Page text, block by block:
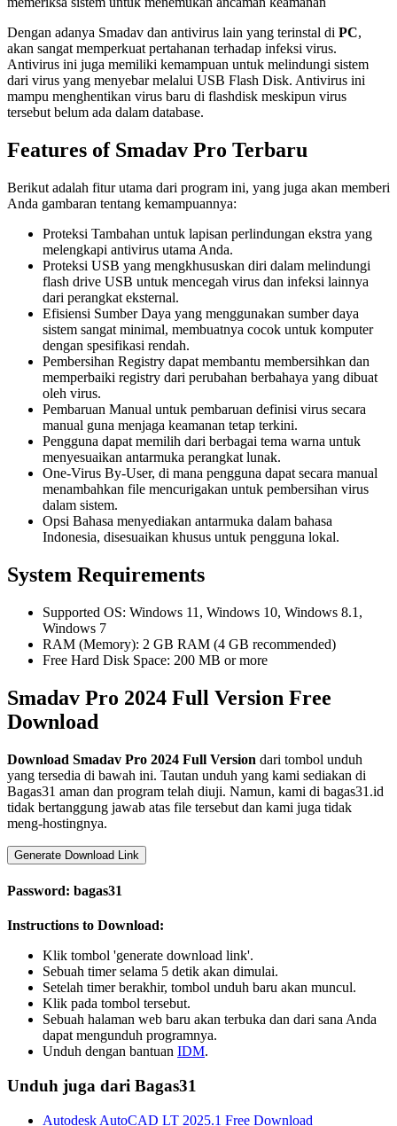
Dengan adanya Smadav dan antivirus lain yang terinstal di PC,
akan sangat memperkuat pertahanan terhadap infeksi virus.
Antivirus ini juga memiliki kemampuan untuk melindungi sistem
dari virus yang menyebar melalui USB Flash Disk. Antivirus ini
mampu menghentikan virus baru di flashdisk meskipun virus
tersebut belum ada dalam database.
Features of Smadav Pro Terbaru
Berikut adalah fitur utama dari program ini, yang juga akan memberi
Anda gambaran tentang kemampuannya:
Proteksi Tambahan untuk lapisan perlindungan ekstra yang
melengkapi antivirus utama Anda.
Proteksi USB yang mengkhususkan diri dalam melindungi
flash drive USB untuk mencegah virus dan infeksi lainnya
dari perangkat eksternal.
Efisiensi Sumber Daya yang menggunakan sumber daya
sistem sangat minimal, membuatnya cocok untuk komputer
dengan spesifikasi rendah.
Pembersihan Registry dapat membantu membersihkan dan
memperbaiki registry dari perubahan berbahaya yang dibuat
oleh virus.
Pembaruan Manual untuk pembaruan definisi virus secara
manual guna menjaga keamanan tetap terkini.
Pengguna dapat memilih dari berbagai tema warna untuk
menyesuaikan antarmuka perangkat lunak.
One-Virus By-User, di mana pengguna dapat secara manual
menambahkan file mencurigakan untuk pembersihan virus
dalam sistem.
Opsi Bahasa menyediakan antarmuka dalam bahasa
Indonesia, disesuaikan khusus untuk pengguna lokal.
System Requirements
Supported OS: Windows 11, Windows 10, Windows 8.1,
Windows 7
RAM (Memory): 2 GB RAM (4 GB recommended)
Free Hard Disk Space: 200 MB or more
Smadav Pro 2024 Full Version Free
Download
Download Smadav Pro 2024 Full Version dari tombol unduh
yang tersedia di bawah ini. Tautan unduh yang kami sediakan di
Bagas31 aman dan program telah diuji. Namun, kami di bagas31.id
tidak bertanggung jawab atas file tersebut dan kami juga tidak
meng-hostingnya.
Generate Download Link
Password: bagas31
Instructions to Download:
Klik tombol 'generate download link'.
Sebuah timer selama 5 detik akan dimulai.
Setelah timer berakhir, tombol unduh baru akan muncul.
Klik pada tombol tersebut.
Sebuah halaman web baru akan terbuka dan dari sana Anda
dapat mengunduh programnya.
Unduh dengan bantuan IDM.
Unduh juga dari Bagas31
Autodesk AutoCAD LT 2025.1 Free Download